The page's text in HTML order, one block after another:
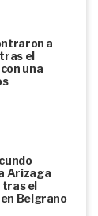
a
el
una
Arizaga
tras el
Belgrano